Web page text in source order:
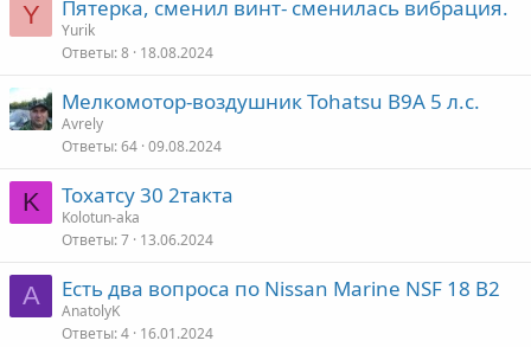
Y Пятерка, сменил винт- сменилась вибрация.
Yurik
Ответы 8 18.08.2024
Мелкомотор-воздушник Tohatsu B9A 5 л.с.
Avrely
Ответы 64 09.08.2024
K Тохатсу 30 2такта
Kolotun-aka
Ответы 7 13.06.2024
A Есть два вопроса по Nissan Marine NSF 18 B2
AnatolyK
Ответы 4 16.01.2024